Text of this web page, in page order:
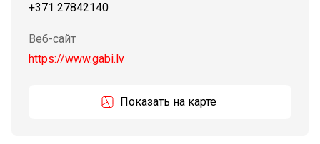
+371 27842140
Веб-сайт
https://www.gabi.lv
Показать на карте